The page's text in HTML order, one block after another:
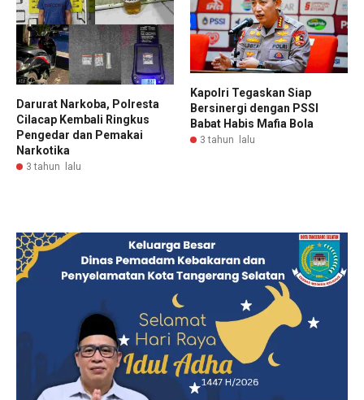
Darurat Narkoba, Polresta
Cilacap Kembali Ringkus
Pengedar dan Pemakai
Narkotika
3 tahun lalu
Kapolri Tegaskan Siap
Bersinergi dengan PSSI
Babat Habis Mafia Bola
3 tahun lalu